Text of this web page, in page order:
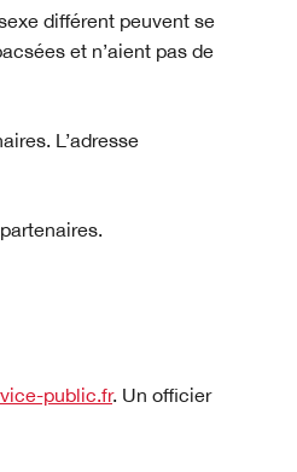
différent peuvent se
et n’aient pas de
L’adresse
public.fr. Un officier